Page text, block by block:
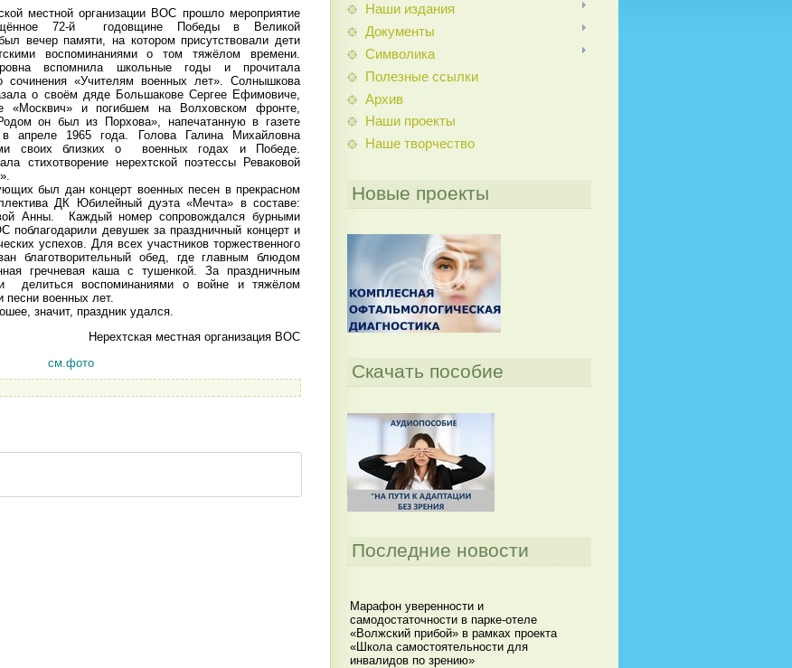
местной организации ВОС прошло мероприятие
72-й годовщине Победы в Великой
вечер памяти, на котором присутствовали дети
воспоминаниями о том тяжёлом времени.
вспомнила школьные годы и прочитала
сочинения «Учителям военных лет». Солнышкова
о своём дяде Большакове Сергее Ефимовиче,
«Москвич» и погибшем на Волховском фронте,
он был из Порхова», напечатанную в газете
в апреле 1965 года. Голова Галина Михайловна
своих близких о военных годах и Победе.
стихотворение нерехтской поэтессы Реваковой
был дан концерт военных песен в прекрасном
ДК Юбилейный дуэта «Мечта» в составе:
Анны. Каждый номер сопровождался бурными
девушек за праздничный концерт и
успехов. Для всех участников торжественного
благотворительный обед, где главным блюдом
гречневая каша с тушенкой. За праздничным
делиться воспоминаниями о войне и тяжёлом
военных лет.
значит, праздник удался.
местная организация ВОС
см.фото
Наши издания
Документы
Символика
Полезные ссылки
Архив
Наши проекты
Наше творчество
Новые проекты
Скачать пособие
Последние новости
Марафон уверенности и
самодостаточности в парке-отеле
«Волжский прибой» в рамках проекта
«Школа самостоятельности для
инвалидов по зрению»